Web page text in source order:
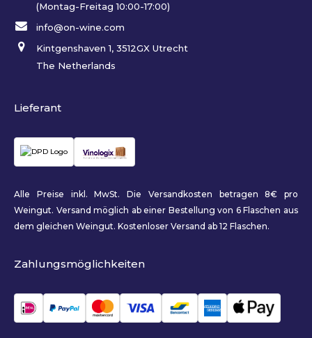
(Montag-Freitag 10:00-17:00)
info@on-wine.com
Kintgenshaven 1, 3512GX Utrecht
The Netherlands
Lieferant
Alle Preise inkl. MwSt. Die Versandkosten betragen 8€ pro
Weingut. Versand möglich ab einer Bestellung von 6 Flaschen aus
dem gleichen Weingut. Kostenloser Versand ab 12 Flaschen.
Zahlungsmöglichkeiten